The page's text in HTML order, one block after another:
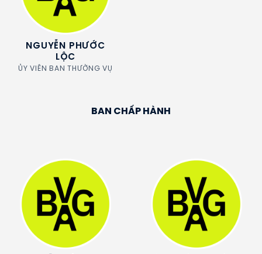
NGUYỄN PHƯỚC
LỘC
ỦY VIÊN BAN THƯỜNG VỤ
BAN CHẤP HÀNH